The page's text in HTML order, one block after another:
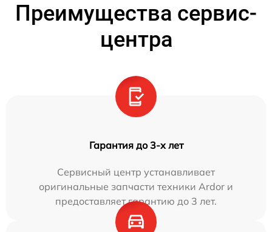
Преимущества сервис-
центра
Гарантия до 3-х лет
Сервисный центр устанавливает
оригинальные запчасти техники Ardor и
предоставляет гарантию до 3 лет.